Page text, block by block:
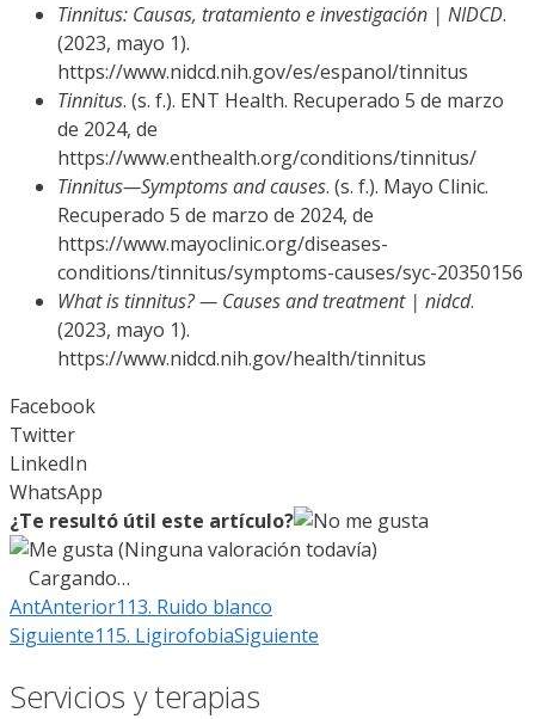
Tinnitus: Causas, tratamiento e investigación | NIDCD.
(2023, mayo 1).
https://www.nidcd.nih.gov/es/espanol/tinnitus
Tinnitus. (s. f.). ENT Health. Recuperado 5 de marzo
de 2024, de
https://www.enthealth.org/conditions/tinnitus/
Tinnitus—Symptoms and causes. (s. f.). Mayo Clinic.
Recuperado 5 de marzo de 2024, de
https://www.mayoclinic.org/diseases-
conditions/tinnitus/symptoms-causes/syc-20350156
What is tinnitus? — Causes and treatment | nidcd.
(2023, mayo 1).
https://www.nidcd.nih.gov/health/tinnitus
Facebook
Twitter
LinkedIn
WhatsApp
¿Te resultó útil este artículo?
(Ninguna valoración todavía)
Cargando…
AntAnterior113. Ruido blanco
Siguiente115. LigirofobiaSiguiente
Servicios y terapias